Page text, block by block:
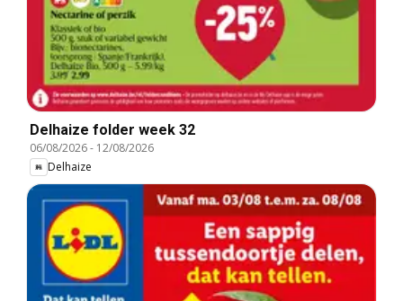
Delhaize folder week 32
06/08/2026- 12/08/2026
Delhaize